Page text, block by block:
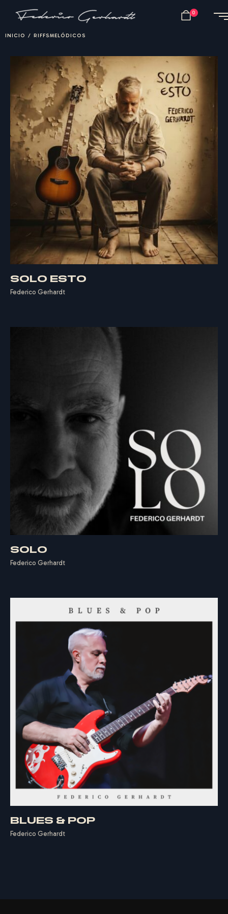
FEDE ICO
GERH ARDT
0
INICIO / RIFFSMELÓDICOS
SOLO ESTO
Federico Gerhardt
SOLO
Federico Gerhardt
BLUES & POP
Federico Gerhardt